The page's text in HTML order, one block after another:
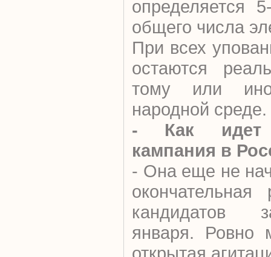
определяется
общего числа
При всех
остаются
тому или
народной среде.
- Как идет
кампания в
- Она еще не
окончательная
кандидатов
января. Ровно